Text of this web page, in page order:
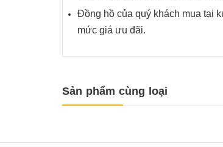
Đồng hồ của quý khách mua tại
mức giá ưu đãi.
Sản phẩm cùng loại